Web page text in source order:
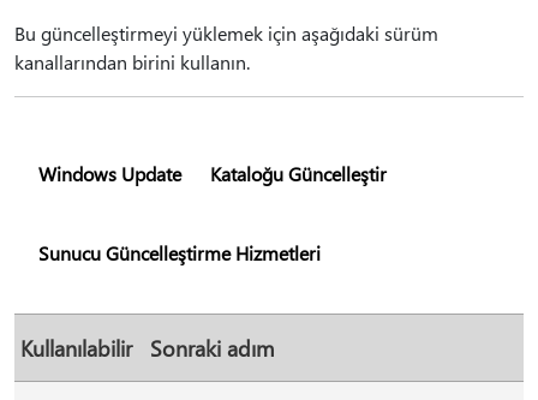
Bu güncelleştirmeyi yüklemek için aşağıdaki sürüm
kanallarından birini kullanın.
Windows Update Kataloğu Güncelleştir
Sunucu Güncelleştirme Hizmetleri
Kullanılabilir Sonraki adım